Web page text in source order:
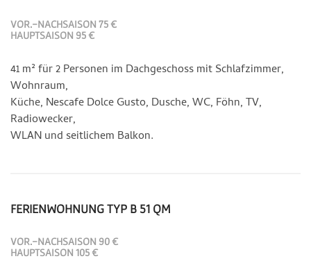
VOR.-NACHSAISON 75 €
HAUPTSAISON 95 €
41 m² für 2 Personen im Dachgeschoss mit Schlafzimmer,
Wohnraum,
Küche, Nescafe Dolce Gusto, Dusche, WC, Föhn, TV,
Radiowecker,
WLAN und seitlichem Balkon.
FERIENWOHNUNG TYP B 51 QM
VOR.-NACHSAISON 90 €
HAUPTSAISON 105 €